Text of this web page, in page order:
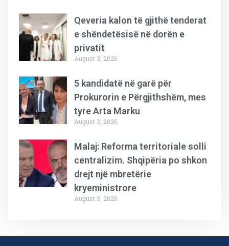
Qeveria kalon të gjithë tenderat
e shëndetësisë në dorën e
privatit
August 3, 2026
5 kandidatë në garë për
Prokurorin e Përgjithshëm, mes
tyre Arta Marku
August 3, 2026
Malaj: Reforma territoriale solli
centralizim. Shqipëria po shkon
drejt një mbretërie
kryeministrore
August 3, 2026